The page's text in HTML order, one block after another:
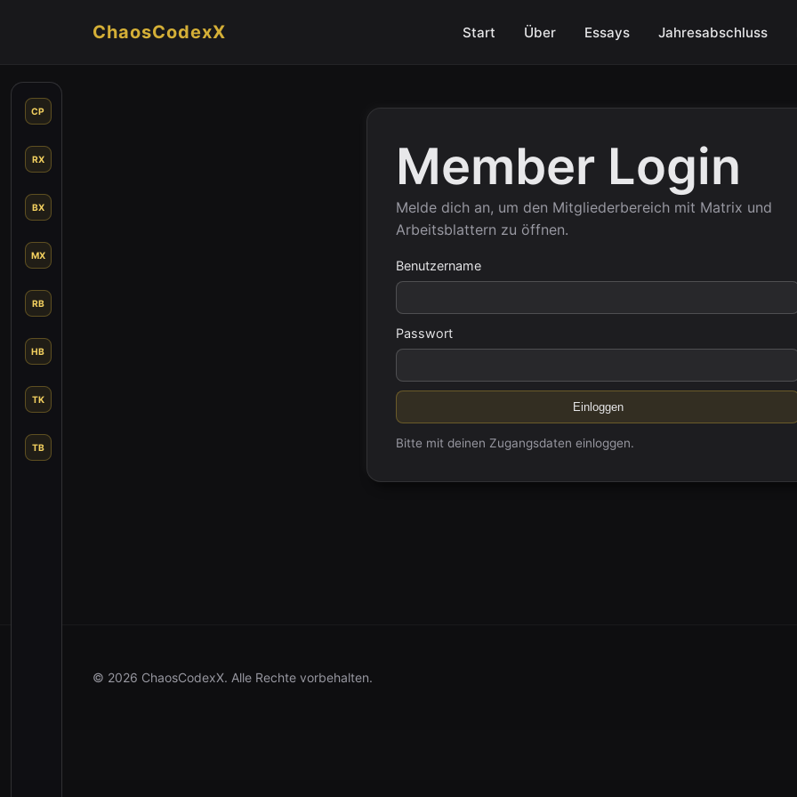
ChaosCodexX Start Über Essays Jahresabschluss
CP
RX
BX
MX
RB
HB
TK
TB
Member Login
Melde dich an, um den Mitgliederbereich mit Matrix und
Arbeitsblattern zu öffnen.
Benutzername
Passwort
Einloggen
Bitte mit deinen Zugangsdaten einloggen.
© 2026 ChaosCodexX. Alle Rechte vorbehalten.